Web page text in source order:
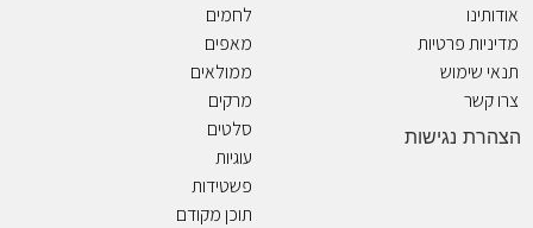
אודותינו
מדיניות פרטיות
תנאי שימוש
צרו קשר
הצהרת נגישות
לחמים
מאפים
ממולאים
מרקים
סלטים
עוגיות
פשטידות
תוכן מקודם